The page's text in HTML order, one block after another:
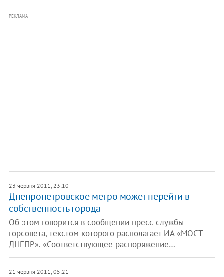
РЕКЛАМА
23 червня 2011, 23:10
Днепропетровское метро может перейти в
собственность города
Об этом говорится в сообщении пресс-службы
горсовета, текстом которого располагает ИА «МОСТ-
ДНЕПР». «Соответствующее распоряжение…
21 червня 2011, 05:21